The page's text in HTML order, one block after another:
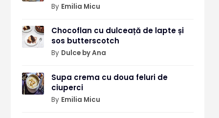
By Emilia Micu
Chocoflan cu dulceață de lapte și
sos butterscotch
By Dulce by Ana
Supa crema cu doua feluri de
ciuperci
By Emilia Micu